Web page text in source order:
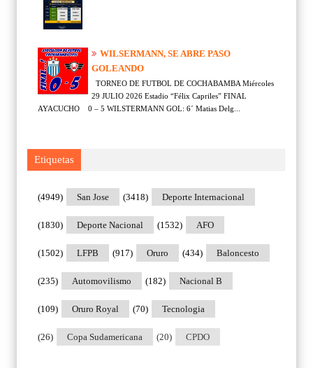
WILSERMANN, SE ABRE PASO
GOLEANDO
TORNEO DE FUTBOL DE COCHABAMBA Miércoles
29 JULIO 2026 Estadio “Félix Capriles” FINAL
AYACUCHO 0 – 5 WILSTERMANN GOL: 6´ Matias Delg...
Etiquetas
San Jose
(4949) Deporte Internacional
(3418)
Deporte Nacional
(1830) AFO
(1532)
LFPB
(1502) Oruro
(917) Baloncesto
(434)
Automovilismo
(235) Nacional B
(182)
Oruro Royal
(109) Tecnologia
(70)
Copa Sudamericana
(26) CPDO
(20)